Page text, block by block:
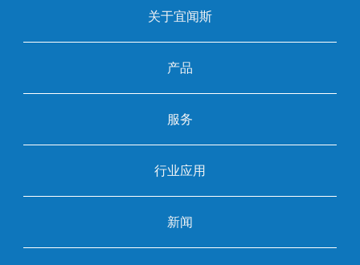
关于宜闻斯
产品
服务
行业应用
新闻